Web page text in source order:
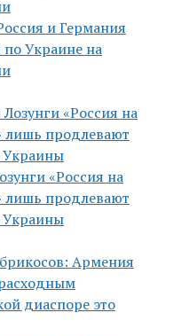
и Германия
Украине на
«Россия на
лишь продлевают
Украины